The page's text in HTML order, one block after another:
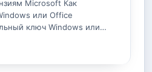
Microsoft Как
или Office
ключ Windows или…